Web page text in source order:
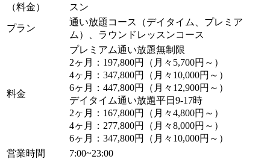
（料金）
スン
プラン
通い放題コース（デイタイム、プレミア
ム）、ラウンドレッスンコース
料金
プレミアム通い放題無制限
2ヶ月：197,800円（月々5,700円～）
4ヶ月：347,800円（月々10,000円～）
6ヶ月：447,800円（月々12,900円～）
デイタイム通い放題平日9-17時
2ヶ月：167,800円（月々4,800円～）
4ヶ月：277,800円（月々8,000円～）
6ヶ月：347,800円（月々10,000円～）
営業時間
7:00~23:00